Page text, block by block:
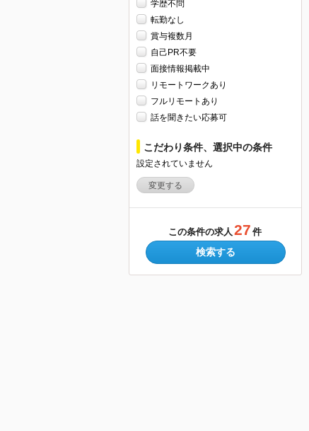
学歴不問
転勤なし
賞与複数月
自己PR不要
面接情報掲載中
リモートワークあり
フルリモートあり
話を聞きたい応募可
こだわり条件、選択中の条件
設定されていません
変更する
この条件の求人 27 件
検索する